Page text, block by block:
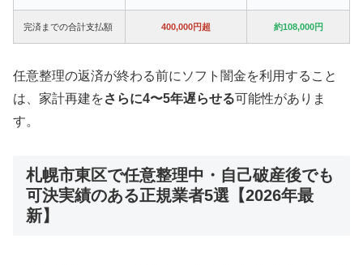
完済までの合計支払額 400,000円超 約108,000円
任意整理の返済が終わる前にソフト闇金を利用すること
は、家計再建をさらに4〜5年遅らせる可能性がありま
す。
札幌市東区で任意整理中・自己破産後でも
可決実績のある正規業者5選【2026年最
新】